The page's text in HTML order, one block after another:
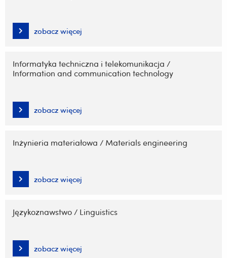
zobacz więcej
Informatyka techniczna i telekomunikacja /
Information and communication technology
zobacz więcej
Inżynieria materiałowa / Materials engineering
zobacz więcej
Językoznawstwo / Linguistics
zobacz więcej